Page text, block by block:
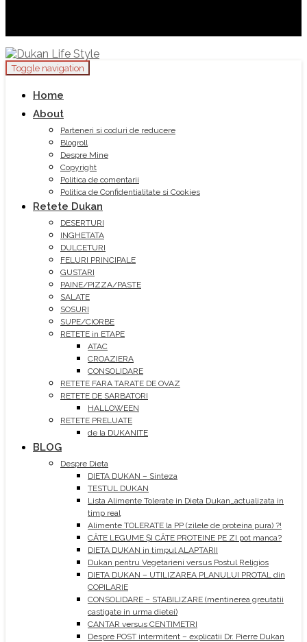
Toggle navigation
Home
About
Parteneri si coduri de reducere
Blogroll
Despre Mine
Copyright
Politica de comentarii
Politica de Confidentialitate si Cookies
Retete Dukan
DESERTURI
INGHETATA
DULCETURI
FELURI PRINCIPALE
GUSTARI
PAINE/PIZZA/PASTE
SALATE
SOSURI
SUPE/CIORBE
RETETE in ETAPE
ATAC
CROAZIERA
CONSOLIDARE
RETETE FARA TARATE DE OVAZ
RETETE DE SARBATORI
HALLOWEEN
RETETE PRELUATE
de la DUKANITE
BLOG
Despre Dieta
DIETA DUKAN – Sinteza
TESTUL DUKAN
Lista Alimente Tolerate in Dieta Dukan_actualizata in
timp real
Alimente TOLERATE la PP (zilele de proteina pura) ?!
CÂTE LEGUME ȘI CÂTE PROTEINE PE ZI pot manca?
DIETA DUKAN in timpul ALAPTARII
Dukan pentru Vegetarieni versus Postul Religios
DIETA DUKAN – UTILIZAREA PLANULUI PROTAL din
COPILARIE
CONSOLIDARE – STABILIZARE (mentinerea greutatii
castigate in urma dietei)
CANTAR versus CENTIMETRI
Despre POST intermitent – explicatii Dr. Pierre Dukan